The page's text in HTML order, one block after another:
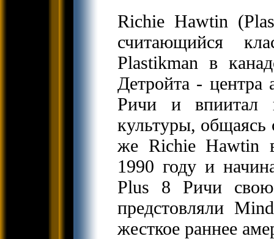
Richie Hawtin
считающийся
Plastikman в
Детройта - центра
Ричи и впиитал
культуры, общаясь
же Richie Hawtin
1990 году и
Plus 8 Ричи свою
предстовляли
жесткое раннее